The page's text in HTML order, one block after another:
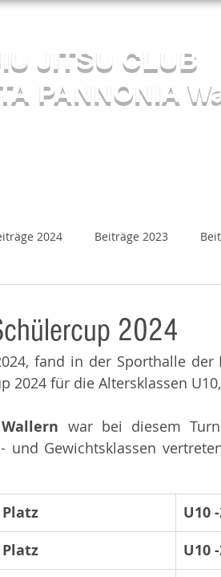
JITSU CLUB
PANNONIA
2024 Beiträge 2023
2024
fand in der Sporthalle der
2024 für die Altersklassen
war bei diesem
und Gewichtsklassen
Platz
U10
Platz
U10